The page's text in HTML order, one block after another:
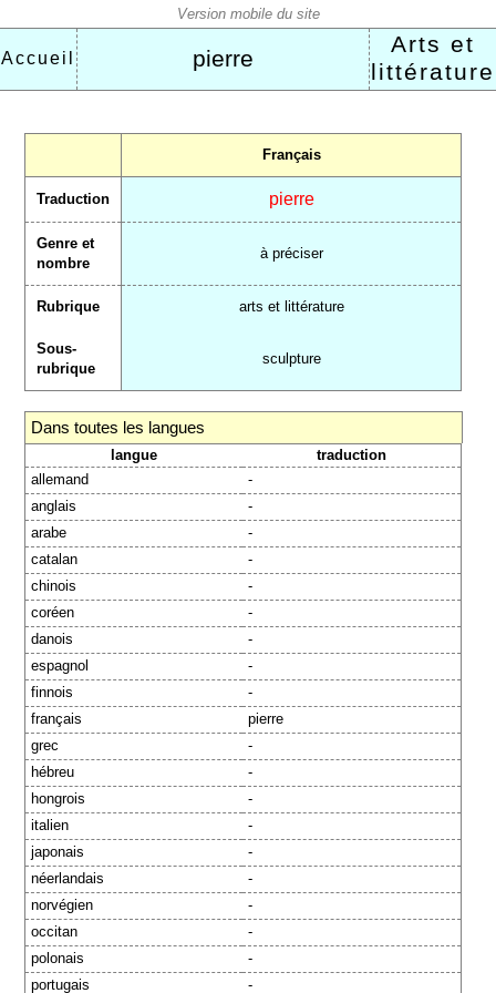
Accueil pierre
Arts et
littérature
Français
Traduction pierre
Genre et
nombre
à préciser
Rubrique arts et littérature
Sous-
rubrique
sculpture
Dans toutes les langues
langue
traduction
allemand
-
anglais
-
arabe
-
catalan
-
chinois
-
coréen
-
danois
-
espagnol
-
finnois
-
français
pierre
grec
-
hébreu
-
hongrois
-
italien
-
japonais
-
néerlandais
-
norvégien
-
occitan
-
polonais
-
portugais
-